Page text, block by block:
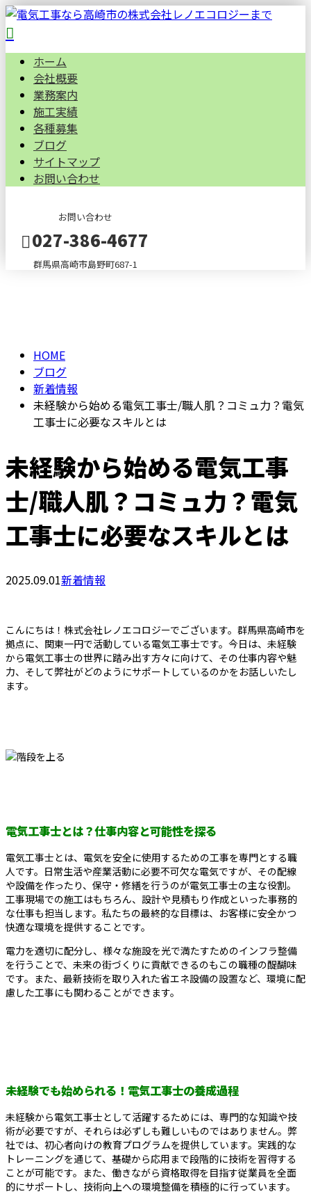
ホーム
会社概要
業務案内
施工実績
各種募集
ブログ
サイトマップ
お問い合わせ
お問い合わせ
027-386-4677
群馬県高崎市島野町687-1
HOME
ブログ
新着情報
未経験から始める電気工事士/職人肌？コミュ力？電気
工事士に必要なスキルとは
未経験から始める電気工事
士/職人肌？コミュ力？電気
工事士に必要なスキルとは
2025.09.01新着情報
こんにちは！株式会社レノエコロジーでございます。群馬県高崎市を
拠点に、関東一円で活動している電気工事士です。今日は、未経験
から電気工事士の世界に踏み出す方々に向けて、その仕事内容や魅
力、そして弊社がどのようにサポートしているのかをお話しいたし
ます。
電気工事士とは？仕事内容と可能性を探る
電気工事士とは、電気を安全に使用するための工事を専門とする職
人です。日常生活や産業活動に必要不可欠な電気ですが、その配線
や設備を作ったり、保守・修繕を行うのが電気工事士の主な役割。
工事現場での施工はもちろん、設計や見積もり作成といった事務的
な仕事も担当します。私たちの最終的な目標は、お客様に安全かつ
快適な環境を提供することです。
電力を適切に配分し、様々な施設を光で満たすためのインフラ整備
を行うことで、未来の街づくりに貢献できるのもこの職種の醍醐味
です。また、最新技術を取り入れた省エネ設備の設置など、環境に配
慮した工事にも関わることができます。
未経験でも始められる！電気工事士の養成過程
未経験から電気工事士として活躍するためには、専門的な知識や技
術が必要ですが、それらは必ずしも難しいものではありません。弊
社では、初心者向けの教育プログラムを提供しています。実践的な
トレーニングを通じて、基礎から応用まで段階的に技術を習得する
ことが可能です。また、働きながら資格取得を目指す従業員を全面
的にサポートし、技術向上への環境整備を積極的に行っています。